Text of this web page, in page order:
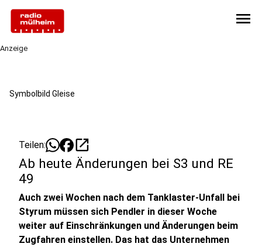
menu
Anzeige
Symbolbild Gleise
Teilen: open_in_new
Ab heute Änderungen bei S3 und RE
49
Auch zwei Wochen nach dem Tanklaster-Unfall bei
Styrum müssen sich Pendler in dieser Woche
weiter auf Einschränkungen und Änderungen beim
Zugfahren einstellen. Das hat das Unternehmen